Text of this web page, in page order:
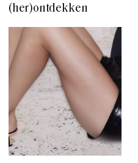
(her)ontdekken